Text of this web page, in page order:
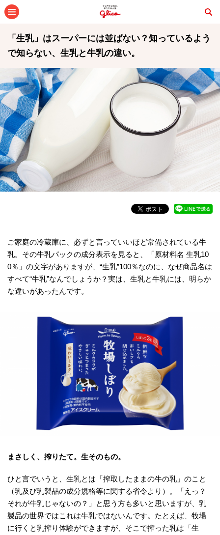
「生乳」はスーパーには並ばない？知っているよう
で知らない、生乳と牛乳の違い。
ご家庭の冷蔵庫に、必ずと言っていいほど常備されている牛
乳。その牛乳パックの成分表示を見ると、「原材料名 生乳10
0％」の文字がありますが、“生乳”100％なのに、なぜ商品名は
すべて“牛乳”なんでしょうか？実は、生乳と牛乳には、明らか
な違いがあったんです。
まさしく、搾りたて。生そのもの。
ひと言でいうと、生乳とは「搾取したままの牛の乳」のこと
（乳及び乳製品の成分規格等に関する省令より）。「えっ？
それが牛乳じゃないの？」と思う方も多いと思いますが、乳
製品の世界ではこれは牛乳ではないんです。たとえば、牧場
に行くと乳搾り体験ができますが、そこで搾った乳は「生